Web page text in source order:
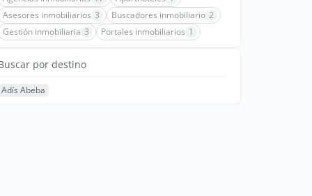
Asesores inmobiliarios 3 Buscadores inmobiliario 2
Gestión inmobiliaria 3 Portales inmobiliarios 1
por destino
Adís Abeba